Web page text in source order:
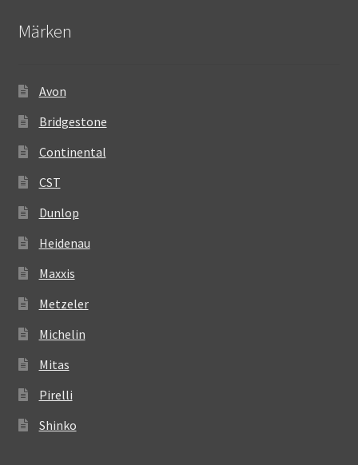
Märken
Avon
Bridgestone
Continental
CST
Dunlop
Heidenau
Maxxis
Metzeler
Michelin
Mitas
Pirelli
Shinko